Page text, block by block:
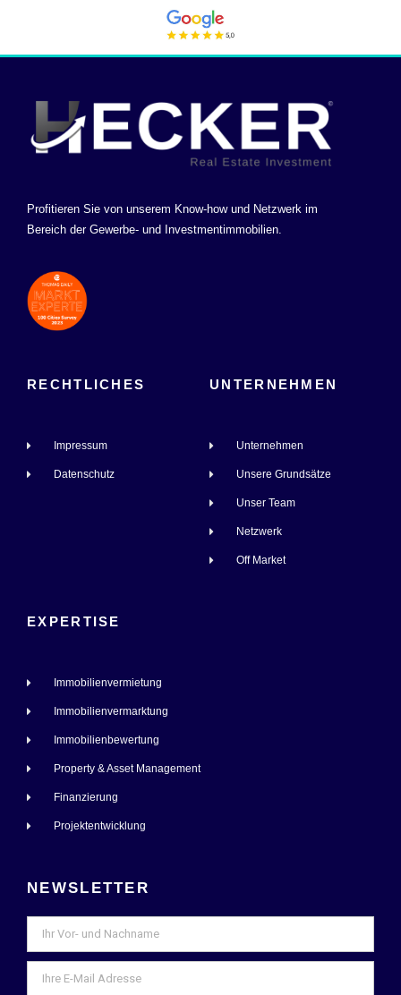
Profitieren Sie von unserem Know-how und Netzwerk im
Bereich der Gewerbe- und Investmentimmobilien.
RECHTLICHES
Impressum
Datenschutz
UNTERNEHMEN
Unternehmen
Unsere Grundsätze
Unser Team
Netzwerk
Off Market
EXPERTISE
Immobilienvermietung
Immobilienvermarktung
Immobilienbewertung
Property & Asset Management
Finanzierung
Projektentwicklung
NEWSLETTER